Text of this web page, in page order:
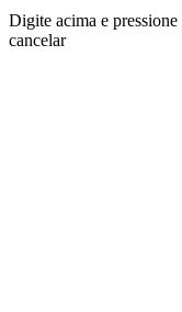
Digite acima e pressione
cancelar